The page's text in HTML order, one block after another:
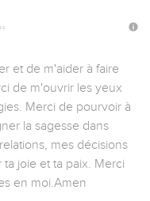
et de m'aider à faire
de m'ouvrir les yeux
Merci de pourvoir à
la sagesse dans
mes décisions
joie et ta paix. Merci
en moi.Amen